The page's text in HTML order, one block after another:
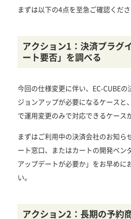
まずは以下の4点を至急ご確認くださ
アクション1：決済プラグ
ート要否」を調べる
今回の仕様変更に伴い、EC-CUBEの
ジョンアップが必要になるケースと
で運用変更のみで対応できるケース
まずはご利用中の決済会社のお知ら
ート窓口、またはカートの開発ベン
アップデートが必要か」をお早めに
い。
アクション2：長期の予約